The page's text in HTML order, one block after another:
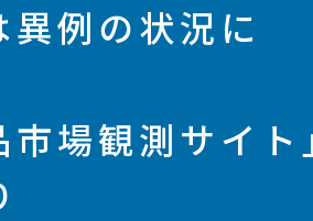
例の状況に
場観測サイト